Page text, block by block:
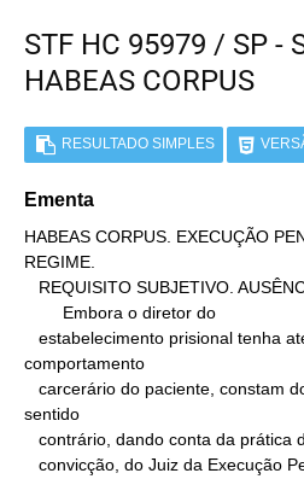
STF HC 95979 / SP -
HABEAS CORPUS
RESULTADO SIMPLES
Ementa
HABEAS CORPUS. EXECUÇÃO
REGIME.
comportamento
sentido